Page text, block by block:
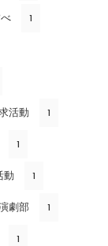
1
活動 1
1
動 1
劇部 1
1